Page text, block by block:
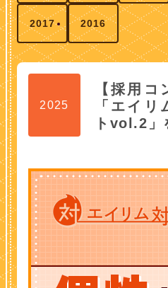
2017 2016
2025
【採用コ
「エイリ
トvol.2」